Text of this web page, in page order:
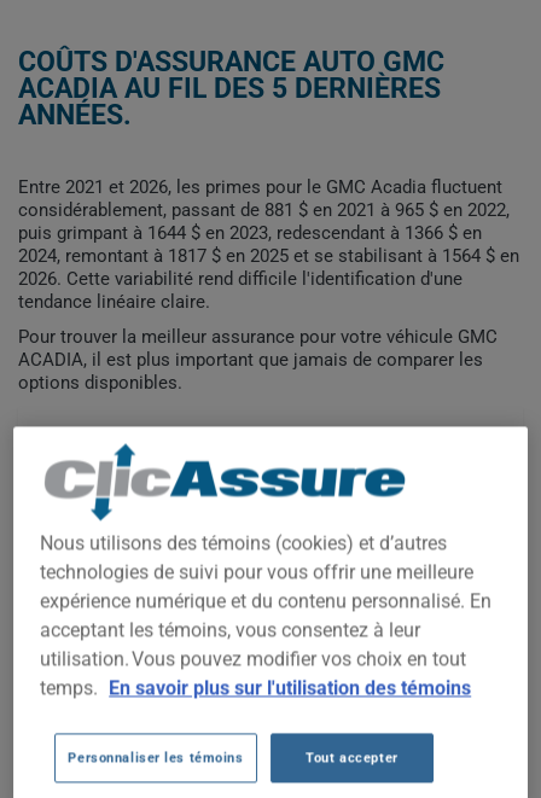
COÛTS D'ASSURANCE AUTO GMC
ACADIA AU FIL DES 5 DERNIÈRES
ANNÉES.
Entre 2021 et 2026, les primes pour le GMC Acadia fluctuent
considérablement, passant de 881 $ en 2021 à 965 $ en 2022,
puis grimpant à 1644 $ en 2023, redescendant à 1366 $ en
2024, remontant à 1817 $ en 2025 et se stabilisant à 1564 $ en
2026. Cette variabilité rend difficile l'identification d'une
tendance linéaire claire.
Pour trouver la meilleur assurance pour votre véhicule GMC
ACADIA, il est plus important que jamais de comparer les
options disponibles.
2023
800$
1 000$
1 200$
1 800$
Nous utilisons des témoins (cookies) et d’autres
technologies de suivi pour vous offrir une meilleure
expérience numérique et du contenu personnalisé. En
acceptant les témoins, vous consentez à leur
utilisation. Vous pouvez modifier vos choix en tout
temps. En savoir plus sur l'utilisation des témoins
Personnaliser les témoins Tout accepter